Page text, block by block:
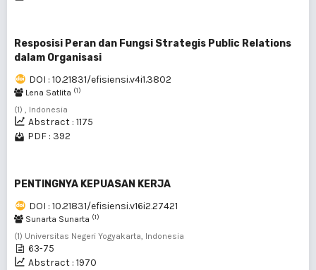
Resposisi Peran dan Fungsi Strategis Public Relations
dalam Organisasi
DOI : 10.21831/efisiensi.v4i1.3802
Lena Satlita (1)
(1) , Indonesia
Abstract : 1175
PDF : 392
PENTINGNYA KEPUASAN KERJA
DOI : 10.21831/efisiensi.v16i2.27421
Sunarta Sunarta (1)
(1) Universitas Negeri Yogyakarta, Indonesia
63-75
Abstract : 1970